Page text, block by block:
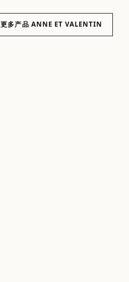
更多产品 ANNE ET VALENTIN